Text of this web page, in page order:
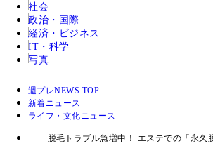
社会
政治・国際
経済・ビジネス
IT・科学
写真
週プレNEWS TOP
新着ニュース
ライフ・文化ニュース
脱毛トラブル急増中！ エステでの「永久